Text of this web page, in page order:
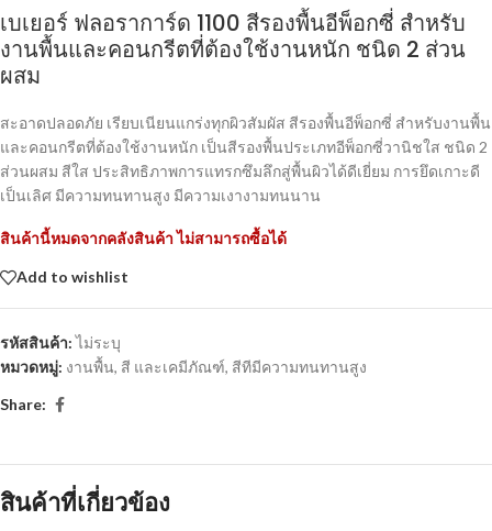
เบเยอร์ ฟลอราการ์ด 1100 สีรองพื้นอีพ็อกซี่ สำหรับ
งานพื้นและคอนกรีตที่ต้องใช้งานหนัก ชนิด 2 ส่วน
ผสม
สะอาดปลอดภัย เรียบเนียนแกร่งทุกผิวสัมผัส สีรองพื้นอีพ็อกซี่ สำหรับงานพื้น
และคอนกรีตที่ต้องใช้งานหนัก เป็นสีรองพื้นประเภทอีพ็อกซี่วานิชใส ชนิด 2
ส่วนผสม สีใส ประสิทธิภาพการแทรกซึมลึกสู่พื้นผิวได้ดีเยี่ยม การยึดเกาะดี
เป็นเลิศ มีความทนทานสูง มีความเงางามทนนาน
สินค้านี้หมดจากคลังสินค้า ไม่สามารถซื้อได้
Add to wishlist
รหัสสินค้า:ไม่ระบุ
หมวดหมู่: งานพื้น, สี และเคมีภัณฑ์, สีทีมีความทนทานสูง
Share:
สินค้าที่เกี่ยวข้อง